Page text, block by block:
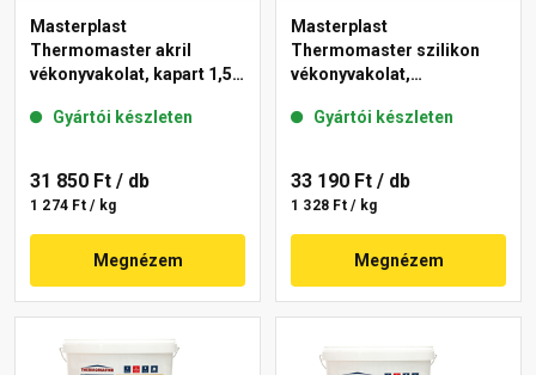
Masterplast
Thermomaster akril
vékonyvakolat, kapart 1,5
Gyártói készleten
31 850 Ft / db
1 274 Ft / kg
Megnézem
Masterplast
Thermomaster szilikon
vékonyvakolat,
06-E 25 kg
Gyártói készleten
33 190 Ft / db
1 328 Ft / kg
Megnézem